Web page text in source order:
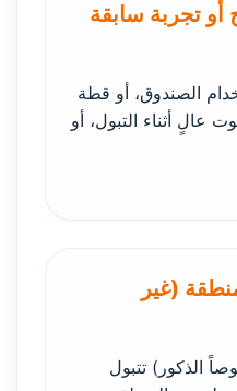
أو تجربة سابقة
الصندوق، أو قطة
أثناء التبول، أو
(غير
الذكور) تتبول